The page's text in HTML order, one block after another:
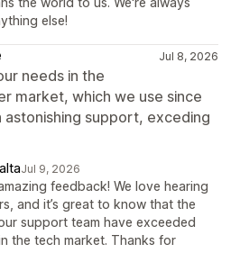
else!
Jul 8, 2026
needs in the
market, which we use since
astonishing support, exceding
Jul 9, 2026
feedback! We love hearing
and it’s great to know that the
support team have exceeded
the tech market. Thanks for